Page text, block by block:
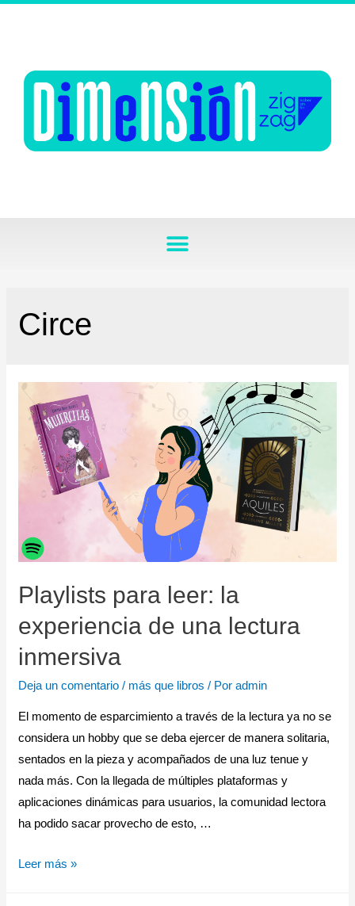
Circe
Playlists para leer: la
experiencia de una lectura
inmersiva
Deja un comentario / más que libros / Poradmin
El momento de esparcimiento a través de la lectura ya no se
considera un hobby que se deba ejercer de manera solitaria,
sentados en la pieza y acompañados de una luz tenue y
nada más. Con la llegada de múltiples plataformas y
aplicaciones dinámicas para usuarios, la comunidad lectora
ha podido sacar provecho de esto, …
Leer más »